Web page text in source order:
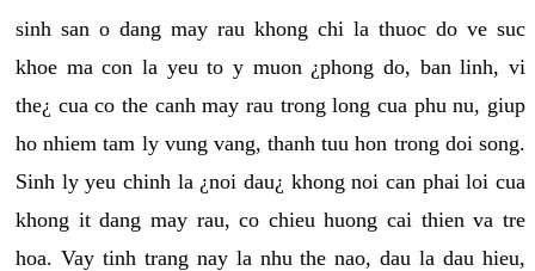
sinh san o dang may rau khong chi la thuoc do ve suc
khoe ma con la yeu to y muon ¿phong do, ban linh, vi
the¿ cua co the canh may rau trong long cua phu nu, giup
ho nhiem tam ly vung vang, thanh tuu hon trong doi song.
Sinh ly yeu chinh la ¿noi dau¿ khong noi can phai loi cua
khong it dang may rau, co chieu huong cai thien va tre
hoa. Vay tinh trang nay la nhu the nao, dau la dau hieu,